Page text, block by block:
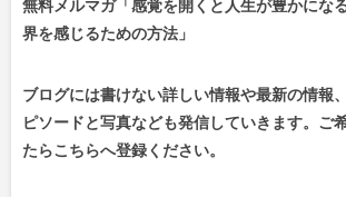
無料メルマガ「感覚を開くと人生が豊かにな
界を感じるための方法」
ブログには書けない詳しい情報や最新の情報
ピソードと写真なども発信していきます。ご
たらこちらへ登録ください。